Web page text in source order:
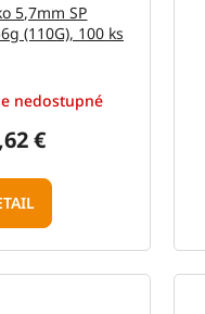
5,7mm SP
(110G), 100 ks
nedostupné
€